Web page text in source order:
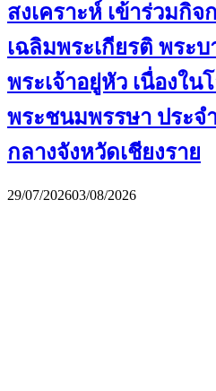
สงเคราะห์ เข้าร่วมกิจ
เฉลิมพระเกียรติ พระ
พระเจ้าอยู่หัว เนื่องใน
พระชนมพรรษา ประจ
กลางจังหวัดเชียงราย
29/07/202603/08/2026